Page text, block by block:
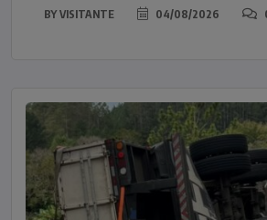
BYVISITANTE 04/08/2026